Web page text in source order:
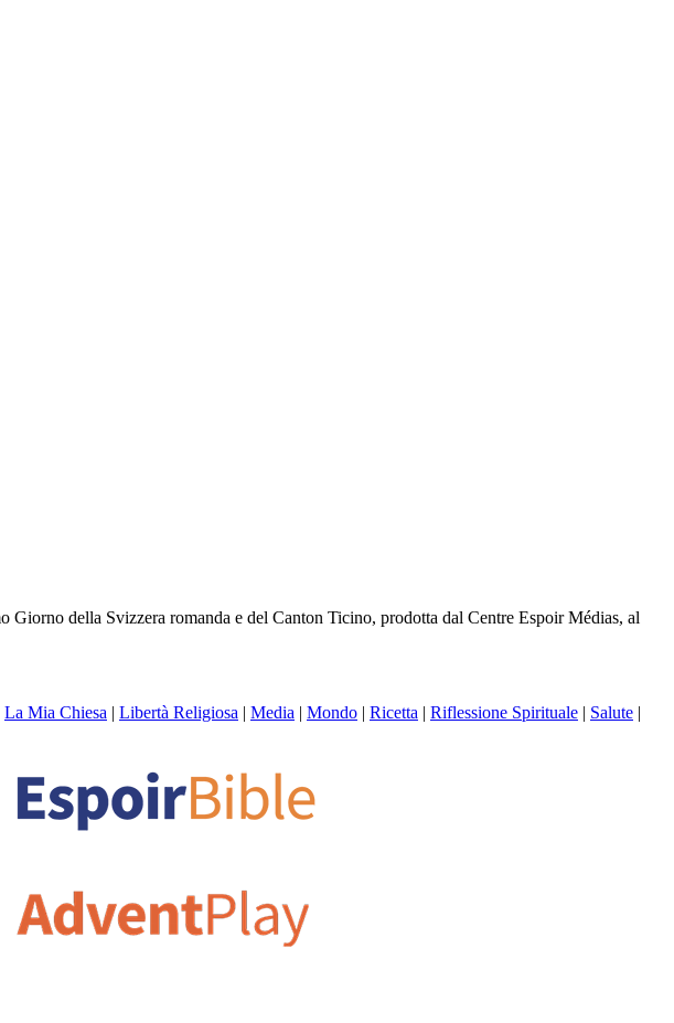
della Svizzera romanda e del Canton Ticino, prodotta dal Centre Espoir Médias, al
La Mia Chiesa | Libertà Religiosa | Media | Mondo | Ricetta | Riflessione Spirituale | Salute |